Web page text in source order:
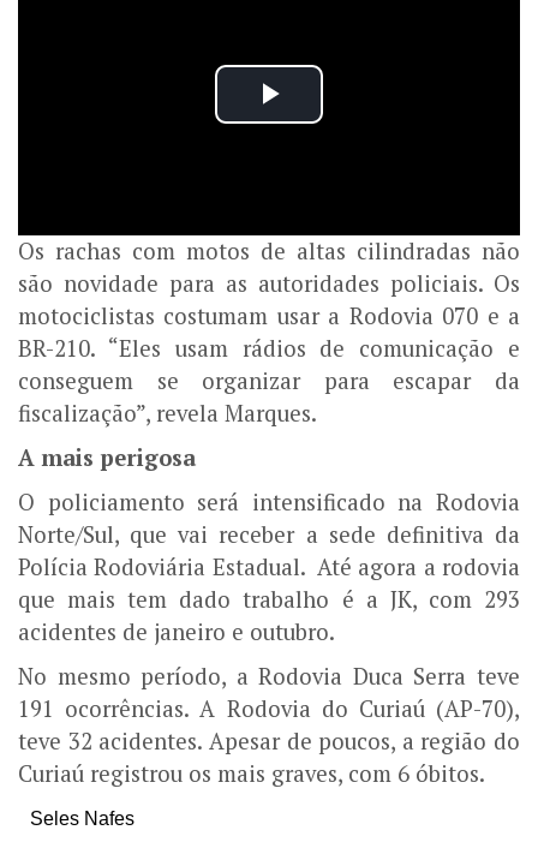
Os rachas com motos de altas cilindradas não
são novidade para as autoridades policiais. Os
motociclistas costumam usar a Rodovia 070 e a
BR-210. “Eles usam rádios de comunicação e
conseguem se organizar para escapar da
fiscalização”, revela Marques.
A mais perigosa
O policiamento será intensificado na Rodovia
Norte/Sul, que vai receber a sede definitiva da
Polícia Rodoviária Estadual. Até agora a rodovia
que mais tem dado trabalho é a JK, com 293
acidentes de janeiro e outubro.
No mesmo período, a Rodovia Duca Serra teve
191 ocorrências. A Rodovia do Curiaú (AP-70),
teve 32 acidentes. Apesar de poucos, a região do
Curiaú registrou os mais graves, com 6 óbitos.
Seles Nafes